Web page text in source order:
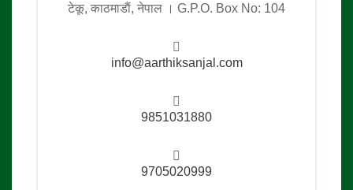
टेकू, काठमाडाैं, नेपाल । G.P.O. Box No: 104
info@aarthiksanjal.com
9851031880
9705020999